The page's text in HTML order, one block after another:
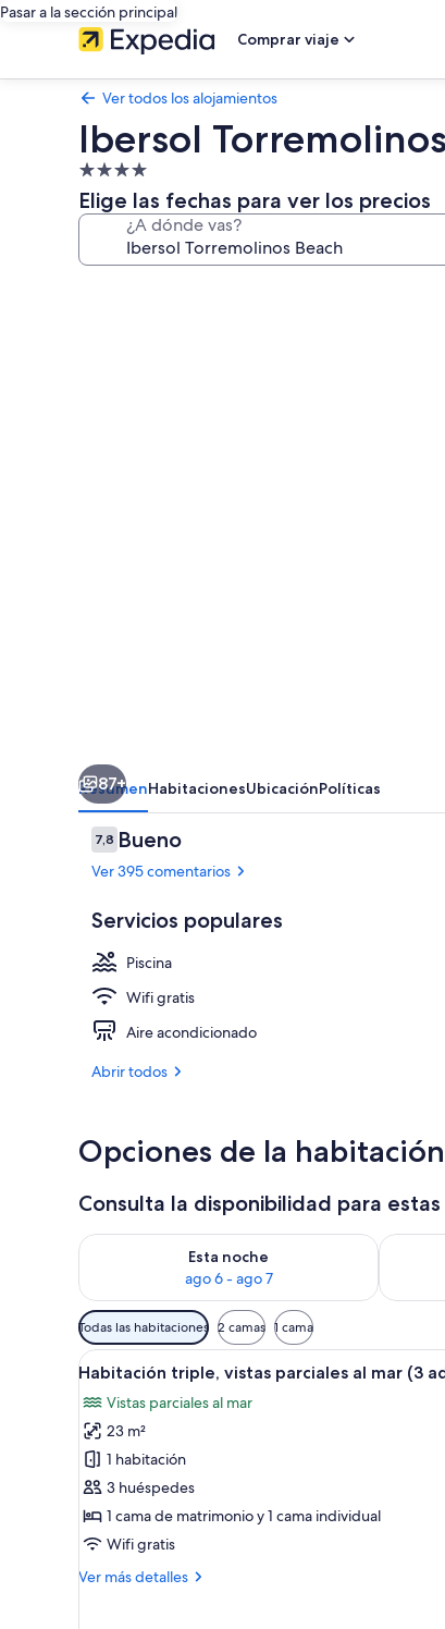
Pasar a la sección principal
Comprar viaje
Ver todos los alojamientos
Ibersol
Alojamiento
de
4.0 estrellas
Elige las fechas para ver los precios
¿A dónde vas?
87+
ResumenHabitacionesUbicaciónPolíticas
Comentarios
7,87,8 de 10
Bueno
Ver 395 comentarios
Servicios populares
Piscina
Wifi gratis
Aire acondicionado
Abrir todos
Opciones de la habitación
Consulta la disponibilidad para
Esta noche
ago 6 - ago 7
Consulta la disponibilidad para esta noche,
Filtros
disponibles
para
habitaciones
Todas las habitaciones 2 camas 1 cama
Abrir
todas
las
fotos
de
Habitación
triple,
vistas
parciales
al
Una habitación de
7
Habitación triple, vistas parciales al mar (3
Vistas parciales al mar
23 m²
1 habitación
3 huéspedes
1 cama de matrimonio y 1 cama individual
Wifi gratis
Ver más detalles
Más